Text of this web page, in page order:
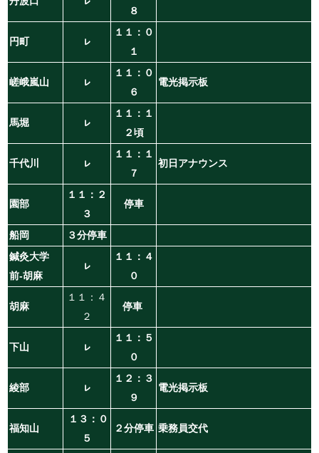
８
円町 ㇾ
１１：０
１
嵯峨嵐山 ㇾ
１１：０
６
電光掲示板
馬堀 ㇾ
１１：１
２頃
千代川 ㇾ
１１：１
７
初日アナウンス
園部
１１：２
３
停車
船岡
３分停車
鍼灸大学
前-胡麻
ㇾ
１１：４
０
胡麻
１１：４
２
停車
下山 ㇾ
１１：５
０
綾部 ㇾ
１２：３
９
電光掲示板
福知山
１３：０
５
２分停車 乗務員交代